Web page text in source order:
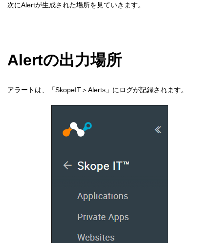
次にAlertが生成された場所を見ていきます。
Alertの出力場所
アラートは、「SkopeIT＞Alerts」にログが記録されます。